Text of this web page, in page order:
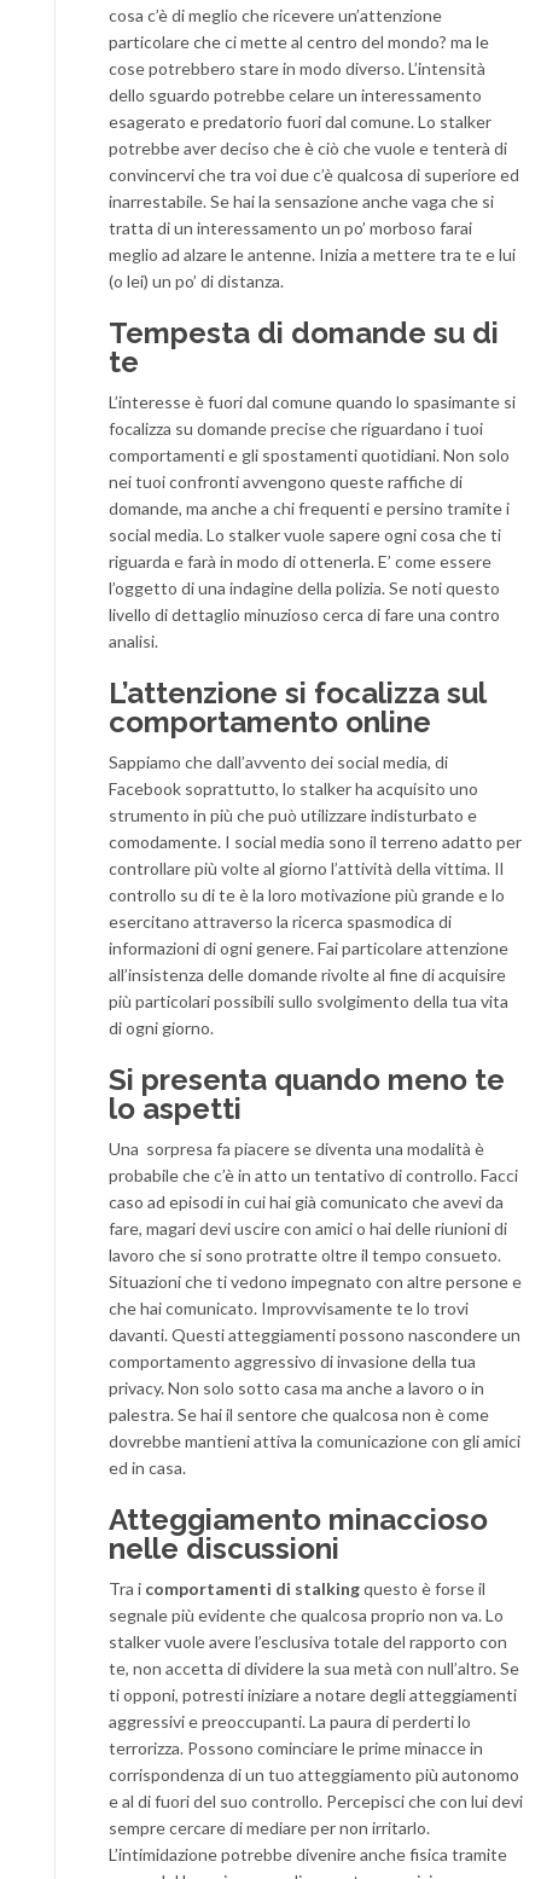
cosa c’è di meglio che ricevere un’attenzione
particolare che ci mette al centro del mondo? ma le
cose potrebbero stare in modo diverso. L’intensità
dello sguardo potrebbe celare un interessamento
esagerato e predatorio fuori dal comune. Lo stalker
potrebbe aver deciso che è ciò che vuole e tenterà di
convincervi che tra voi due c’è qualcosa di superiore ed
inarrestabile. Se hai la sensazione anche vaga che si
tratta di un interessamento un po’ morboso farai
meglio ad alzare le antenne. Inizia a mettere tra te e lui
(o lei) un po’ di distanza.
Tempesta di domande su di
te
L’interesse è fuori dal comune quando lo spasimante si
focalizza su domande precise che riguardano i tuoi
comportamenti e gli spostamenti quotidiani. Non solo
nei tuoi confronti avvengono queste raffiche di
domande, ma anche a chi frequenti e persino tramite i
social media. Lo stalker vuole sapere ogni cosa che ti
riguarda e farà in modo di ottenerla. E’ come essere
l’oggetto di una indagine della polizia. Se noti questo
livello di dettaglio minuzioso cerca di fare una contro
analisi.
L’attenzione si focalizza sul
comportamento online
Sappiamo che dall’avvento dei social media, di
Facebook soprattutto, lo stalker ha acquisito uno
strumento in più che può utilizzare indisturbato e
comodamente. I social media sono il terreno adatto per
controllare più volte al giorno l’attività della vittima. Il
controllo su di te è la loro motivazione più grande e lo
esercitano attraverso la ricerca spasmodica di
informazioni di ogni genere. Fai particolare attenzione
all’insistenza delle domande rivolte al fine di acquisire
più particolari possibili sullo svolgimento della tua vita
di ogni giorno.
Si presenta quando meno te
lo aspetti
Una sorpresa fa piacere se diventa una modalità è
probabile che c’è in atto un tentativo di controllo. Facci
caso ad episodi in cui hai già comunicato che avevi da
fare, magari devi uscire con amici o hai delle riunioni di
lavoro che si sono protratte oltre il tempo consueto.
Situazioni che ti vedono impegnato con altre persone e
che hai comunicato. Improvvisamente te lo trovi
davanti. Questi atteggiamenti possono nascondere un
comportamento aggressivo di invasione della tua
privacy. Non solo sotto casa ma anche a lavoro o in
palestra. Se hai il sentore che qualcosa non è come
dovrebbe mantieni attiva la comunicazione con gli amici
ed in casa.
Atteggiamento minaccioso
nelle discussioni
Tra i comportamenti di stalkingquesto è forse il
segnale più evidente che qualcosa proprio non va. Lo
stalker vuole avere l’esclusiva totale del rapporto con
te, non accetta di dividere la sua metà con null’altro. Se
ti opponi, potresti iniziare a notare degli atteggiamenti
aggressivi e preoccupanti. La paura di perderti lo
terrorizza. Possono cominciare le prime minacce in
corrispondenza di un tuo atteggiamento più autonomo
e al di fuori del suo controllo. Percepisci che con lui devi
sempre cercare di mediare per non irritarlo.
L’intimidazione potrebbe divenire anche fisica tramite